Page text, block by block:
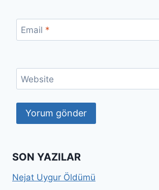
Email *
Website
SON YAZILAR
Nejat Uygur Öldümü